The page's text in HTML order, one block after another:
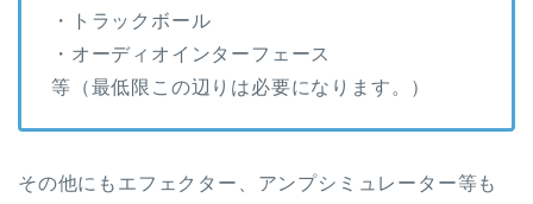
・トラックボール
・オーディオインターフェース
等（最低限この辺りは必要になります。）
その他にもエフェクター、アンプシミュレーター等も